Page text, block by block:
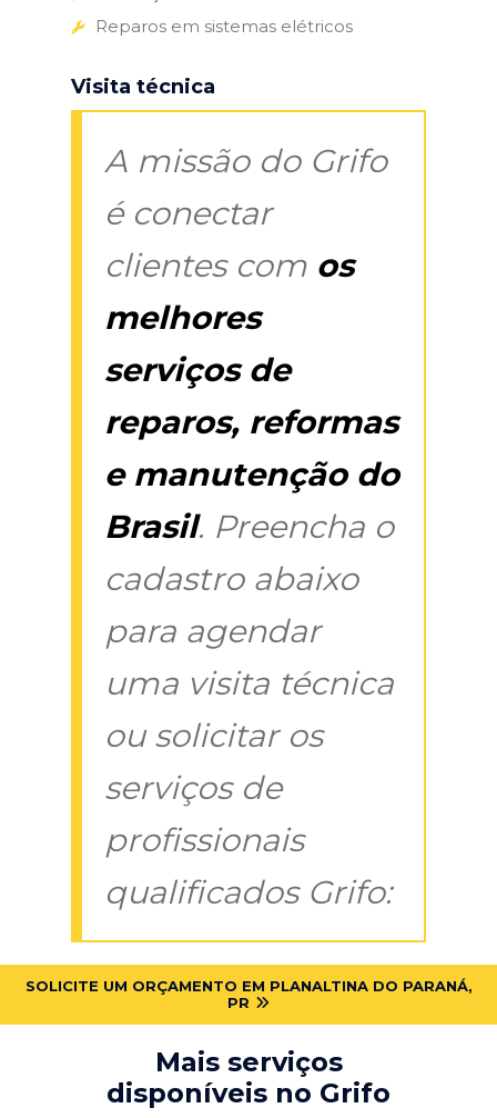
Reparos em sistemas elétricos
Visita técnica
A missão do Grifo
é conectar
clientes com os
melhores
serviços de
reparos, reformas
e manutenção do
Brasil. Preencha o
cadastro abaixo
para agendar
uma visita técnica
ou solicitar os
serviços de
profissionais
qualificados Grifo:
SOLICITE UM ORÇAMENTO EM PLANALTINA DO PARANÁ,
PR
Mais serviços
disponíveis no Grifo